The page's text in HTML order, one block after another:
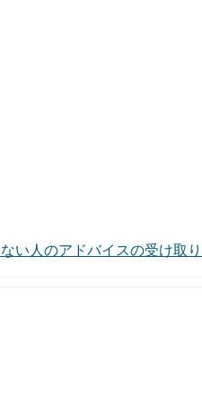
い人のアドバイスの受け取